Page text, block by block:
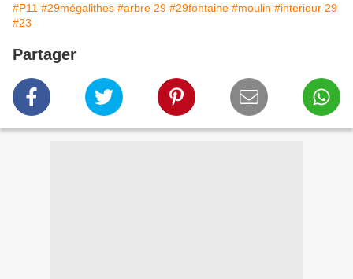
#P11 #29mégalithes #arbre 29 #29fontaine #moulin #interieur 29
#23
Partager